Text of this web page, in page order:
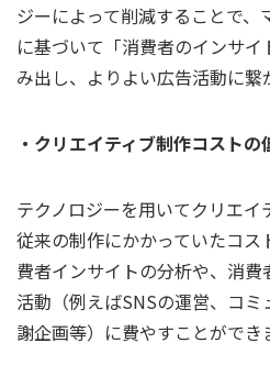
ジーによって削減することで、
に基づいて「消費者のインサ
み出し、よりよい広告活動に繋
・クリエイティブ制作コストの
テクノロジーを用いてクリエイ
従来の制作にかかっていたコ
費者インサイトの分析や、消
活動（例えばSNSの運営、コ
謝企画等）に費やすことができ